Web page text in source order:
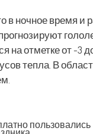
в ночное время и
на отметке от -3
тепла. В
пользовались